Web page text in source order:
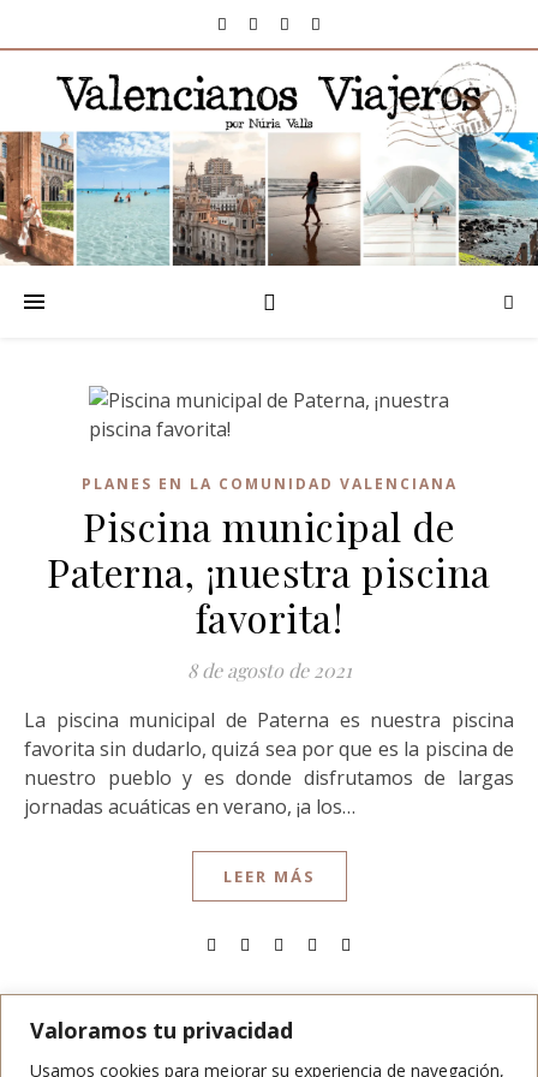
Valoramos tu privacidad
Usamos cookies para mejorar su experiencia de navegación,
PLANES EN LA COMUNIDAD VALENCIANA
Piscina municipal de
Paterna, ¡nuestra piscina
favorita!
8 de agosto de 2021
La piscina municipal de Paterna es nuestra piscina
favorita sin dudarlo, quizá sea por que es la piscina de
nuestro pueblo y es donde disfrutamos de largas
jornadas acuáticas en verano, ¡a los…
LEER MÁS